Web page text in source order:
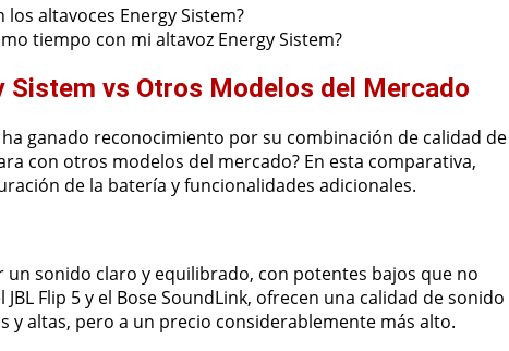
altavoces Energy Sistem?
tiempo con mi altavoz Energy Sistem?
Sistem vs Otros Modelos del Mercado
ha ganado reconocimiento por su combinación de calidad de
con otros modelos del mercado? En esta comparativa,
de la batería y funcionalidades adicionales.
un sonido claro y equilibrado, con potentes bajos que no
Flip 5 y el Bose SoundLink, ofrecen una calidad de sonido
altas, pero a un precio considerablemente más alto.